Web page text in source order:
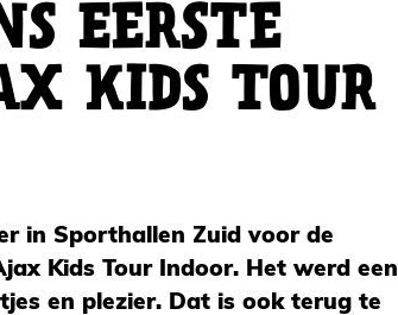
EERSTE
KIDS TOUR
in Sporthallen Zuid voor de
Kids Tour Indoor. Het werd een
en plezier. Dat is ook terug te